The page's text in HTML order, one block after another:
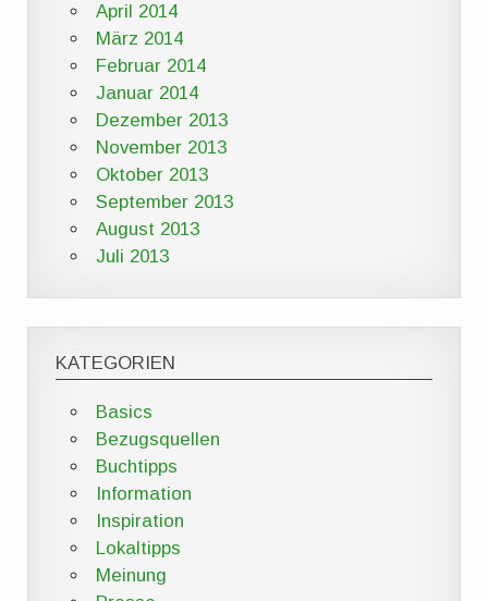
April 2014
März 2014
Februar 2014
Januar 2014
Dezember 2013
November 2013
Oktober 2013
September 2013
August 2013
Juli 2013
KATEGORIEN
Basics
Bezugsquellen
Buchtipps
Information
Inspiration
Lokaltipps
Meinung